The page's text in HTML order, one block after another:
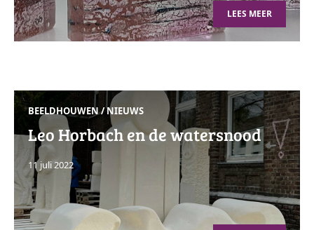
LEES MEER
BEELDHOUWEN/NIEUWS
Leo Horbach en de watersnood
11 juli 2022